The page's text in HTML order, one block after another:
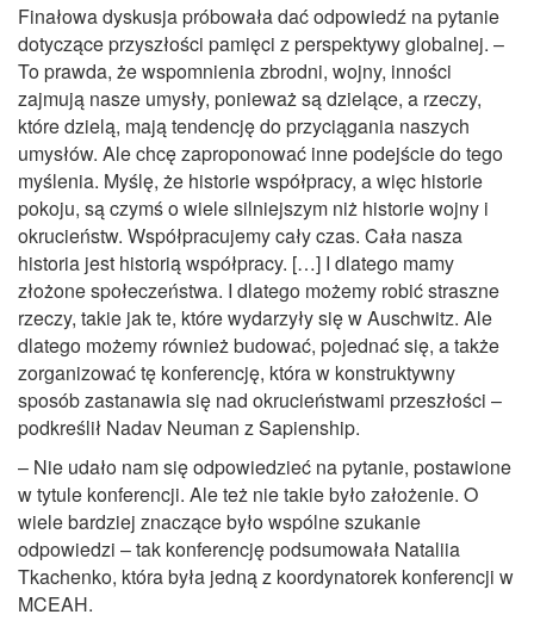
Finałowa dyskusja próbowała dać odpowiedź na pytanie
dotyczące przyszłości pamięci z perspektywy globalnej. –
To prawda, że ​​wspomnienia zbrodni, wojny, inności
zajmują nasze umysły, ponieważ są dzielące, a rzeczy,
które dzielą, mają tendencję do przyciągania naszych
umysłów. Ale chcę zaproponować inne podejście do tego
myślenia. Myślę, że historie współpracy, a więc historie
pokoju, są czymś o wiele silniejszym niż historie wojny i
okrucieństw. Współpracujemy cały czas. Cała nasza
historia jest historią współpracy. […] I dlatego mamy
złożone społeczeństwa. I dlatego możemy robić straszne
rzeczy, takie jak te, które wydarzyły się w Auschwitz. Ale
dlatego możemy również budować, pojednać się, a także
zorganizować tę konferencję, która w konstruktywny
sposób zastanawia się nad okrucieństwami przeszłości ­­–
podkreślił Nadav Neuman z Sapienship.
– Nie udało nam się odpowiedzieć na pytanie, postawione
w tytule konferencji. Ale też nie takie było założenie. O
wiele bardziej znaczące było wspólne szukanie
odpowiedzi – tak konferencję podsumowała Nataliia
Tkachenko, która była jedną z koordynatorek konferencji w
MCEAH.